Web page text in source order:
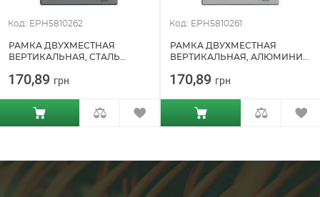
Код: EPH5810262
РАМКА ДВУХМЕСТНАЯ
ВЕРТИКАЛЬНАЯ, СТАЛЬ
(EPH5810262)
170,89 грн
Код: EPH5810261
РАМКА ДВУХМЕСТНАЯ
ВЕРТИКАЛЬНАЯ, АЛЮМИНИЙ
(EPH5810261)
170,89 грн